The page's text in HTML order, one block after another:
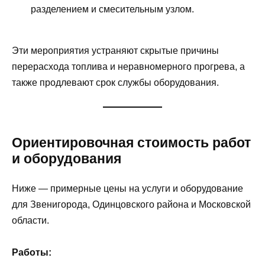
разделением и смесительным узлом.
Эти мероприятия устраняют скрытые причины
перерасхода топлива и неравномерного прогрева, а
также продлевают срок службы оборудования.
Ориентировочная стоимость работ
и оборудования
Ниже — примерные цены на услуги и оборудование
для Звенигорода, Одинцовского района и Московской
области.
Работы: